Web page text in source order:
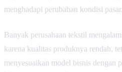
menghadapi perubahan kondisi pasar.
Banyak perusahaan tekstil
karena kualitas produknya rendah,
menyesuaikan model bisnis dengan